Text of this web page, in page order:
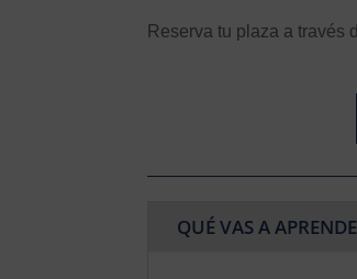
Reserva tu plaza a través
QUÉ VAS A